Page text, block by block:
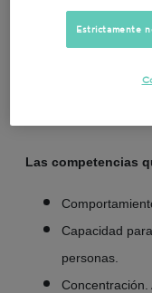
con
Las competencias
Capacidad
personas.
Estrictamente